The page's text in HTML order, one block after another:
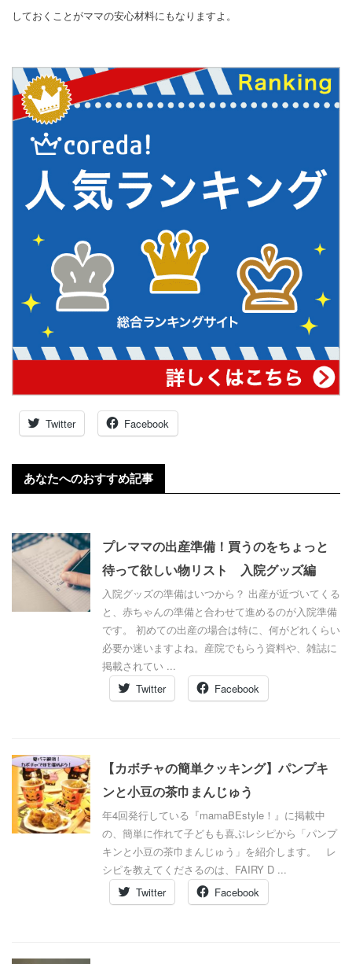
しておくことがママの安心材料にもなりますよ。
Twitter Facebook
あなたへのおすすめ記事
プレママの出産準備！買うのをちょっと
待って欲しい物リスト 入院グッズ編
入院グッズの準備はいつから？ 出産が近づいてくる
と、赤ちゃんの準備と合わせて進めるのが入院準備
です。 初めての出産の場合は特に、何がどれくらい
必要か迷いますよね。産院でもらう資料や、雑誌に
掲載されてい ...
Twitter
Facebook
【カボチャの簡単クッキング】パンプキ
ンと小豆の茶巾まんじゅう
年4回発行している『mamaBEstyle！』に掲載中
の、簡単に作れて子どもも喜ぶレシピから「パンプ
キンと小豆の茶巾まんじゅう」を紹介します。 レ
シピを教えてくださるのは、FAIRY D ...
Twitter
Facebook